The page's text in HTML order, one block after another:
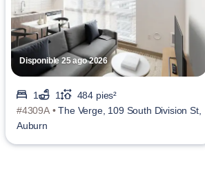
Disponible 25 ago 2026
1 1
484 pies²
#4309A •The Verge, 109 South Division St,
Auburn